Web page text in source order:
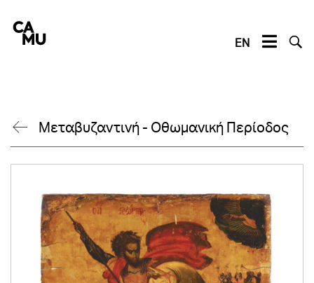
content
EN
Μεταβυζαντινή - Οθωμανική Περίοδος